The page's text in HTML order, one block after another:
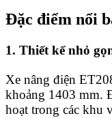
Đặc điểm nổi
1. Thiết kế nhỏ
Xe nâng điện
khoảng 1403 mm.
hoạt trong các khu